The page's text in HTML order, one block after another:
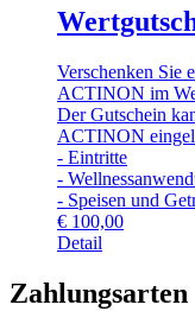
Verschenken Sie
ACTINON im
Der Gutschein
ACTINON
- Eintritte
-
- Speisen und
€ 100,00
Detail
Zahlungsarten